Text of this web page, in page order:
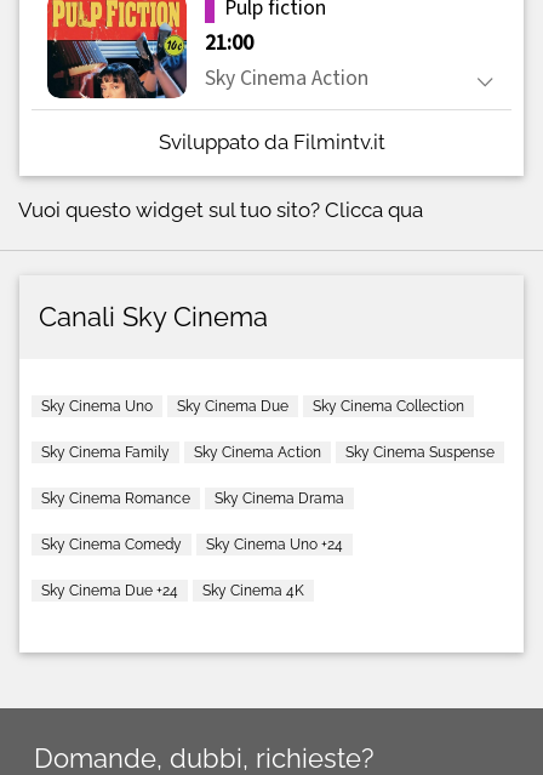
Sviluppato da Filmintv.it
Vuoi questo widget sul tuo sito? Clicca qua
Canali Sky Cinema
Sky Cinema Uno Sky Cinema Due Sky Cinema Collection
Sky Cinema Family Sky Cinema Action Sky Cinema Suspense
Sky Cinema Romance Sky Cinema Drama
Sky Cinema Comedy Sky Cinema Uno +24
Sky Cinema Due +24 Sky Cinema 4K
Domande, dubbi, richieste?